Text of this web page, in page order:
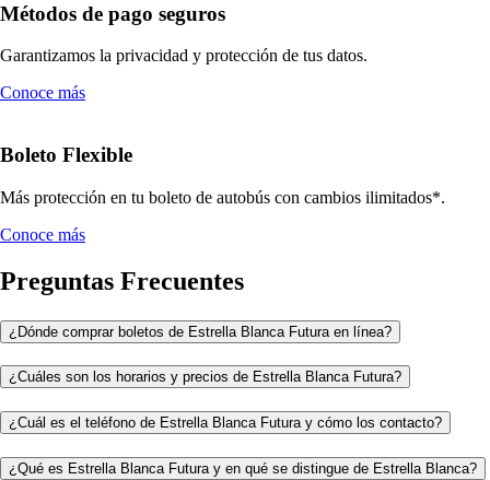
Métodos de pago seguros
Garantizamos la privacidad y protección de tus datos.
Conoce más
Boleto Flexible
Más protección en tu boleto de autobús con cambios ilimitados*.
Conoce más
Preguntas Frecuentes
¿Dónde comprar boletos de Estrella Blanca Futura en línea?
¿Cuáles son los horarios y precios de Estrella Blanca Futura?
¿Cuál es el teléfono de Estrella Blanca Futura y cómo los contacto?
¿Qué es Estrella Blanca Futura y en qué se distingue de Estrella Blanca?